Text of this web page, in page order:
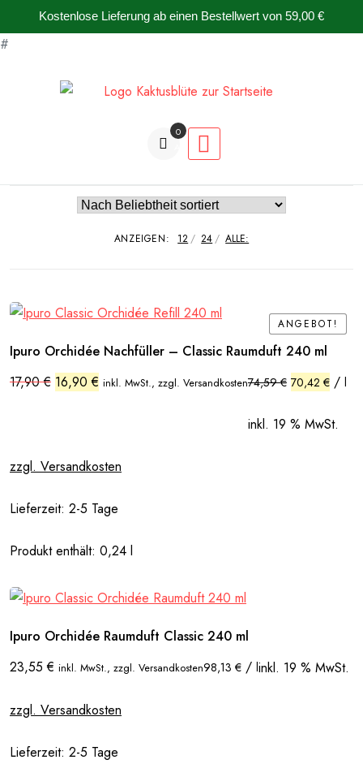
Kostenlose Lieferung ab einen Bestellwert von 59,00 €
#
0
ANZEIGEN: 12 24 ALLE:
ANGEBOT!
ANGEBOT!
Ipuro Orchidée Nachfüller – Classic Raumduft 240 ml
17,90€ Ursprünglicher
Preis
16,90€ Aktueller
Preis
inkl. MwSt., zzgl. Versandkosten74,59€ 70,42 € / l
inkl. 19 % MwSt.
zzgl. Versandkosten
Lieferzeit: 2-5 Tage
Produkt enthält: 0,24 l
Ipuro Orchidée Raumduft Classic 240 ml
23,55€ inkl. MwSt., zzgl. Versandkosten98,13 € / linkl. 19 % MwSt.
zzgl. Versandkosten
Lieferzeit: 2-5 Tage